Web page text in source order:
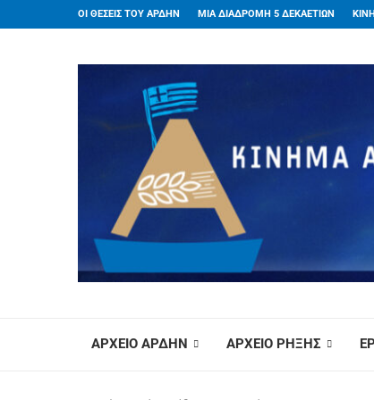
ΟΙ ΘΕΣΕΙΣ ΤΟΥ ΑΡΔΗΝ ΜΙΑ ΔΙΑΔΡΟΜΗ 5 ΔΕΚΑΕΤΙΩΝ
ΑΡΧΕΙΟ ΑΡΔΗΝ ΑΡΧΕΙΟ ΡΗΞΗΣ